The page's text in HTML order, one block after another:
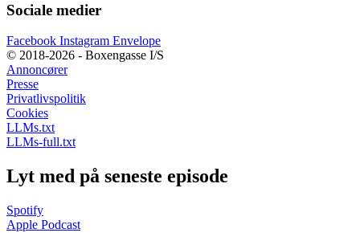
Sociale medier
Facebook Instagram Envelope
© 2018-2026 - Boxengasse I/S
Annoncører
Presse
Privatlivspolitik
Cookies
LLMs.txt
LLMs-full.txt
Lyt med på seneste episode
Spotify
Apple Podcast